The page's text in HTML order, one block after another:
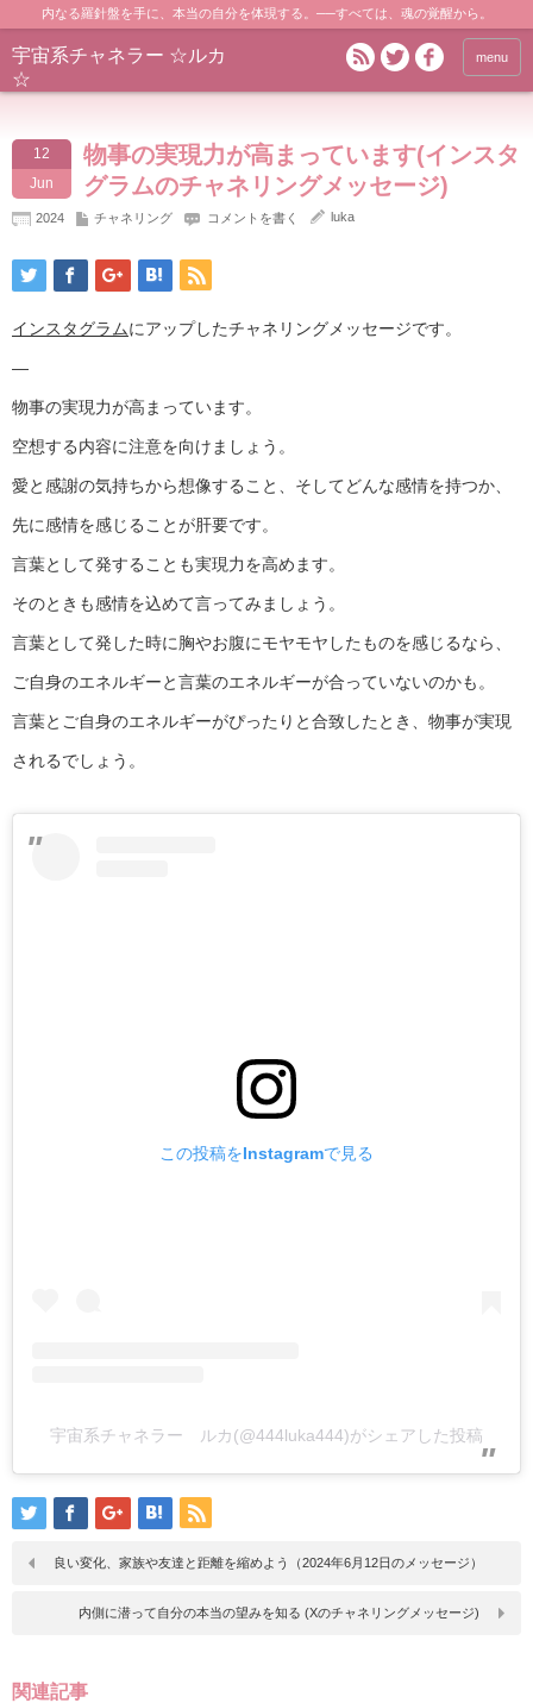
内なる羅針盤を手に、本当の自分を体現する。──すべては、魂の覚醒から。
宇宙系チャネラー ☆ルカ
☆
menu
12
Jun
物事の実現力が高まっています(インスタ
グラムのチャネリングメッセージ)
2024 チャネリング コメントを書く luka
インスタグラムにアップしたチャネリングメッセージです。
—
物事の実現力が高まっています。
空想する内容に注意を向けましょう。
愛と感謝の気持ちから想像すること、そしてどんな感情を持つか、
先に感情を感じることが肝要です。
言葉として発することも実現力を高めます。
そのときも感情を込めて言ってみましょう。
言葉として発した時に胸やお腹にモヤモヤしたものを感じるなら、
ご自身のエネルギーと言葉のエネルギーが合っていないのかも。
言葉とご自身のエネルギーがぴったりと合致したとき、物事が実現
されるでしょう。
この投稿をInstagramで見る
宇宙系チャネラー ルカ(@444luka444)がシェアした投稿
良い変化、家族や友達と距離を縮めよう（2024年6月12日のメッセージ）
内側に潜って自分の本当の望みを知る (Xのチャネリングメッセージ)
関連記事